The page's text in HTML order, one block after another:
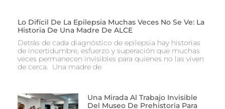
Lo Difícil De La Epilepsia Muchas Veces No Se Ve: La
Historia De Una Madre De ALCE
Detrás de cada diagnóstico de epilepsia hay historias
de incertidumbre, esfuerzo y superación que muchas
veces permanecen invisibles para quienes no las viven
de cerca. Una madre de
Una Mirada Al Trabajo Invisible
Del Museo De Prehistoria Para